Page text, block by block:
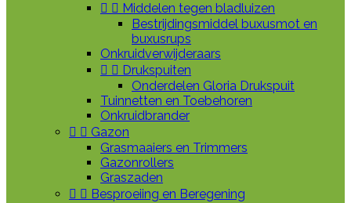
  Middelen tegen bladluizen
Bestrijdingsmiddel buxusmot en
buxusrups
Onkruidverwijderaars
  Drukspuiten
Onderdelen Gloria Drukspuit
Tuinnetten en Toebehoren
Onkruidbrander
  Gazon
Grasmaaiers en Trimmers
Gazonrollers
Graszaden
  Besproeiing en Beregening